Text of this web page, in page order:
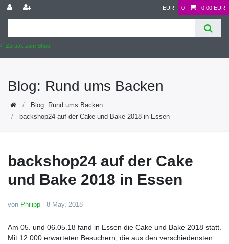
Zurück zum Shop
EUR 0 0,00 EUR
Blog: Rund ums Backen
Blog: Rund ums Backen
backshop24 auf der Cake und Bake 2018 in Essen
backshop24 auf der Cake
und Bake 2018 in Essen
von Philipp - 8 May, 2018
Am 05. und 06.05.18 fand in Essen die Cake und Bake 2018 statt.
Mit 12.000 erwarteten Besuchern, die aus den verschiedensten